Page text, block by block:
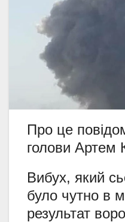
Про це
голови Артем
Вибух, який
було чутно в
результат